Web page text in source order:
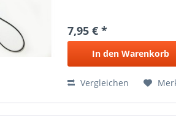
7,95 € *
In den Warenkorb
Vergleichen